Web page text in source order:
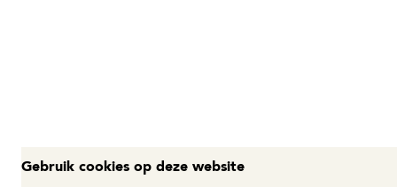
Gebruik cookies op deze website